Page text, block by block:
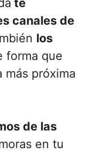
te
canales de
los
forma que
más próxima
de las
en tu